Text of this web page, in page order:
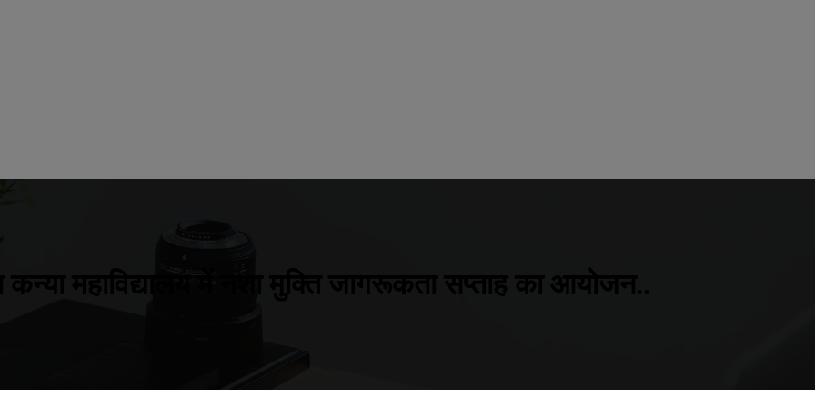
कन्या महाविद्यालय में नशा मुक्ति जागरूकता सप्ताह का आयोजन..